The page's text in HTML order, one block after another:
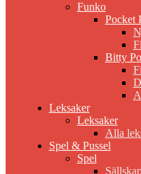
Funko
Pocket
Bitty
Leksaker
Leksaker
Alla
Spel & Pussel
Spel